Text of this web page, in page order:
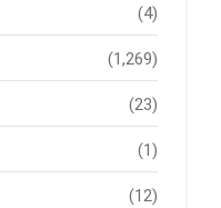
(4)
(1,269)
(23)
(1)
(12)